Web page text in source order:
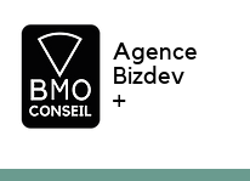
Agence
Bizdev
+